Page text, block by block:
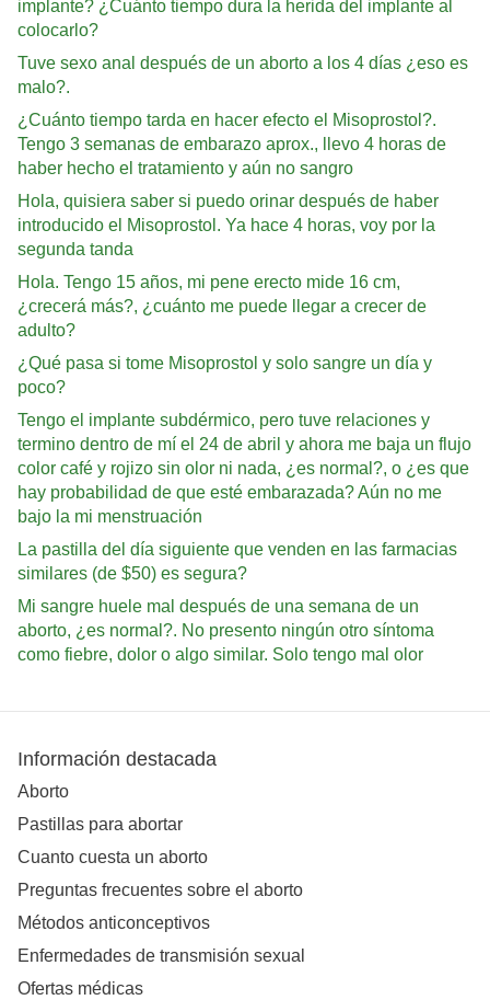
implante? ¿Cuánto tiempo dura la herida del implante al
colocarlo?
Tuve sexo anal después de un aborto a los 4 días ¿eso es
malo?.
¿Cuánto tiempo tarda en hacer efecto el Misoprostol?.
Tengo 3 semanas de embarazo aprox., llevo 4 horas de
haber hecho el tratamiento y aún no sangro
Hola, quisiera saber si puedo orinar después de haber
introducido el Misoprostol. Ya hace 4 horas, voy por la
segunda tanda
Hola. Tengo 15 años, mi pene erecto mide 16 cm,
¿crecerá más?, ¿cuánto me puede llegar a crecer de
adulto?
¿Qué pasa si tome Misoprostol y solo sangre un día y
poco?
Tengo el implante subdérmico, pero tuve relaciones y
termino dentro de mí el 24 de abril y ahora me baja un flujo
color café y rojizo sin olor ni nada, ¿es normal?, o ¿es que
hay probabilidad de que esté embarazada? Aún no me
bajo la mi menstruación
La pastilla del día siguiente que venden en las farmacias
similares (de $50) es segura?
Mi sangre huele mal después de una semana de un
aborto, ¿es normal?. No presento ningún otro síntoma
como fiebre, dolor o algo similar. Solo tengo mal olor
Información destacada
Aborto
Pastillas para abortar
Cuanto cuesta un aborto
Preguntas frecuentes sobre el aborto
Métodos anticonceptivos
Enfermedades de transmisión sexual
Ofertas médicas